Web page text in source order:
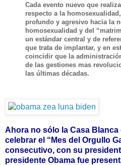
Cada evento nuevo que
respecto a la
profundo y agresivo hacia la
homosexualidad y del
un estándar central y de
que trata de implantar, y en
coincidir que la
de las gestiones mas
las últimas décadas.
Ahora no sólo la Casa
celebrar el “Mes del Orgullo
consecutivo, con su
presidente Obama fue